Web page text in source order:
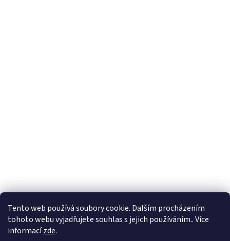
Tento web používá soubory cookie. Dalším procházením
tohoto webu vyjadřujete souhlas s jejich používáním.. Více
informacízde.